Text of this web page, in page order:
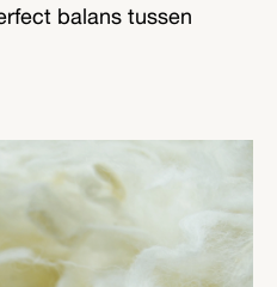
balans tussen